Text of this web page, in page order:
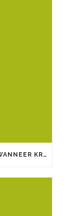
VERZEKERING BIJ DAKLEKKAGE: WANNEER KRIJGT U SCHADE VERGOED?